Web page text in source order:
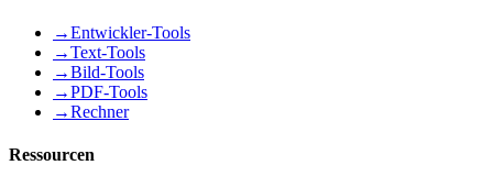
→Entwickler-Tools
→Text-Tools
→Bild-Tools
→PDF-Tools
→Rechner
Ressourcen